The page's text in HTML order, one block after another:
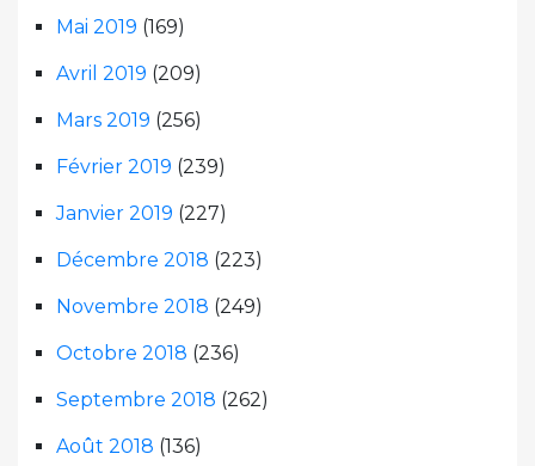
Mai 2019 (169)
Avril 2019 (209)
Mars 2019 (256)
Février 2019 (239)
Janvier 2019 (227)
Décembre 2018 (223)
Novembre 2018 (249)
Octobre 2018 (236)
Septembre 2018 (262)
Août 2018 (136)